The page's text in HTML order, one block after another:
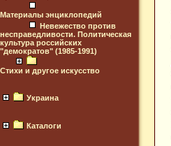
Материалы энциклопедий
Невежество против
несправедливости. Политическая
культура российских
"демократов" (1985-1991)
Стихи и другое искусство
Украина
Каталоги